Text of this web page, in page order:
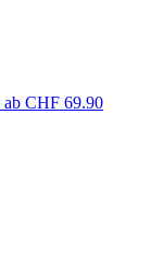
ab CHF 69.90